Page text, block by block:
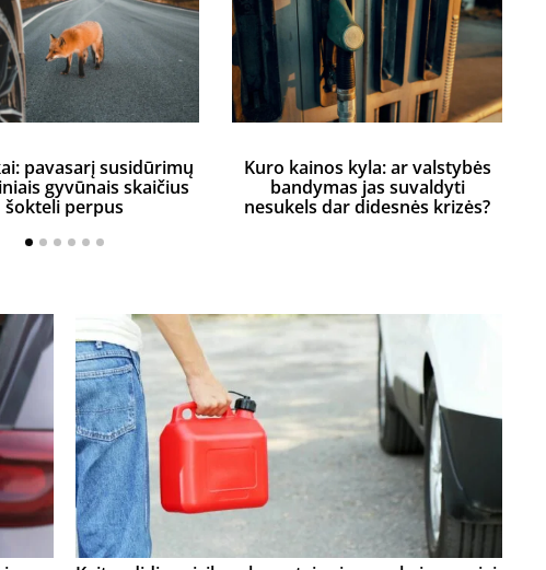
pavasarį susidūrimų
gyvūnais skaičius
šokteli perpus
Kuro kainos kyla: ar valstybės
bandymas jas suvaldyti
nesukels dar didesnės krizės?